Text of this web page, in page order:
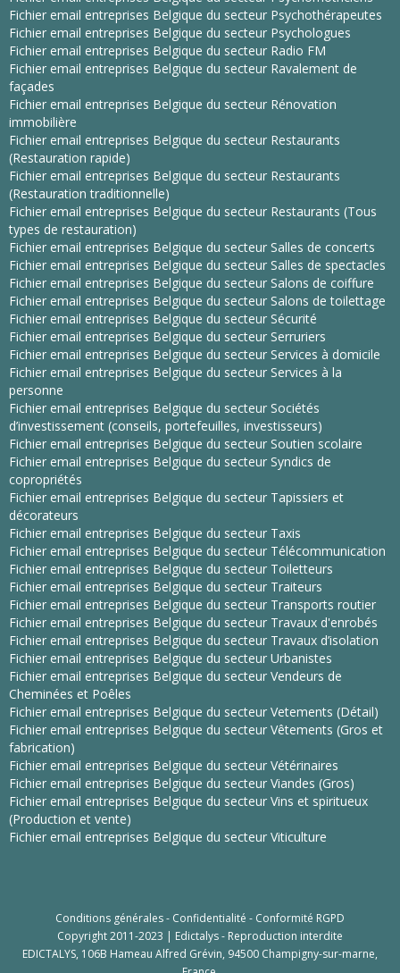
Fichier email entreprises Belgique du secteur Psychothérapeutes
Fichier email entreprises Belgique du secteur Psychologues
Fichier email entreprises Belgique du secteur Radio FM
Fichier email entreprises Belgique du secteur Ravalement de
façades
Fichier email entreprises Belgique du secteur Rénovation
immobilière
Fichier email entreprises Belgique du secteur Restaurants
(Restauration rapide)
Fichier email entreprises Belgique du secteur Restaurants
(Restauration traditionnelle)
Fichier email entreprises Belgique du secteur Restaurants (Tous
types de restauration)
Fichier email entreprises Belgique du secteur Salles de concerts
Fichier email entreprises Belgique du secteur Salles de spectacles
Fichier email entreprises Belgique du secteur Salons de coiffure
Fichier email entreprises Belgique du secteur Salons de toilettage
Fichier email entreprises Belgique du secteur Sécurité
Fichier email entreprises Belgique du secteur Serruriers
Fichier email entreprises Belgique du secteur Services à domicile
Fichier email entreprises Belgique du secteur Services à la
personne
Fichier email entreprises Belgique du secteur Sociétés
d’investissement (conseils, portefeuilles, investisseurs)
Fichier email entreprises Belgique du secteur Soutien scolaire
Fichier email entreprises Belgique du secteur Syndics de
copropriétés
Fichier email entreprises Belgique du secteur Tapissiers et
décorateurs
Fichier email entreprises Belgique du secteur Taxis
Fichier email entreprises Belgique du secteur Télécommunication
Fichier email entreprises Belgique du secteur Toiletteurs
Fichier email entreprises Belgique du secteur Traiteurs
Fichier email entreprises Belgique du secteur Transports routier
Fichier email entreprises Belgique du secteur Travaux d'enrobés
Fichier email entreprises Belgique du secteur Travaux d’isolation
Fichier email entreprises Belgique du secteur Urbanistes
Fichier email entreprises Belgique du secteur Vendeurs de
Cheminées et Poêles
Fichier email entreprises Belgique du secteur Vetements (Détail)
Fichier email entreprises Belgique du secteur Vêtements (Gros et
fabrication)
Fichier email entreprises Belgique du secteur Vétérinaires
Fichier email entreprises Belgique du secteur Viandes (Gros)
Fichier email entreprises Belgique du secteur Vins et spiritueux
(Production et vente)
Fichier email entreprises Belgique du secteur Viticulture
Conditions générales- Confidentialité - Conformité RGPD
Copyright 2011-2023 | Edictalys - Reproduction interdite
EDICTALYS, 106B Hameau Alfred Grévin, 94500 Champigny-sur-marne,